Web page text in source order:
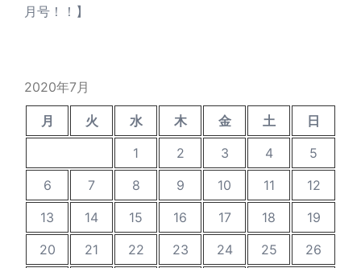
月号！！】
2020年7月
月 火 水 木 金 土
日
1
2 3 4
5
6
7 8 9 10 11
12
13
14 15 16 17 18
19
20
21 22 23 24 25
26